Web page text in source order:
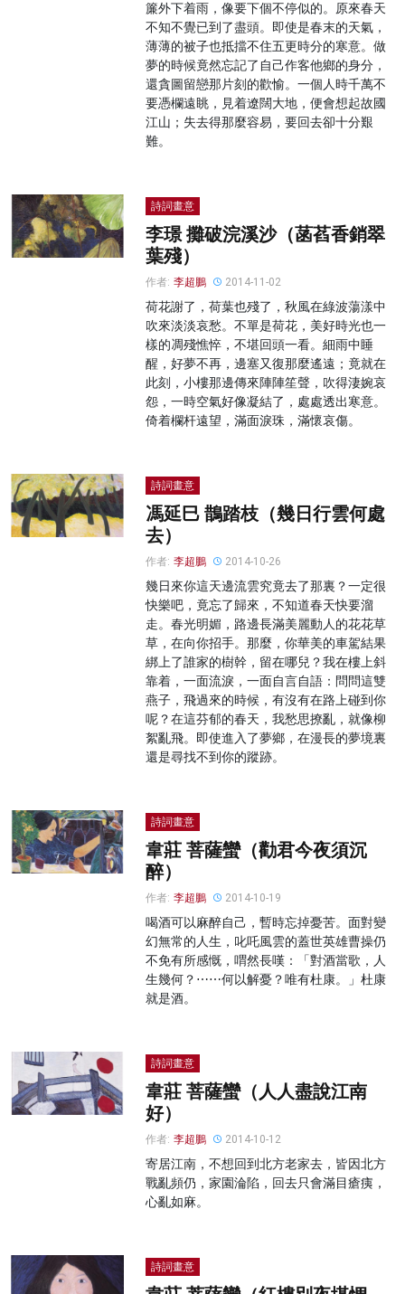
簾外下着雨，像要下個不停似的。原來春天
不知不覺已到了盡頭。即使是春末的天氣，
薄薄的被子也抵擋不住五更時分的寒意。做
夢的時候竟然忘記了自己作客他鄉的身分，
還貪圖留戀那片刻的歡愉。一個人時千萬不
要憑欄遠眺，見着遼闊大地，便會想起故國
江山；失去得那麼容易，要回去卻十分艱
難。
詩詞畫意
李璟 攤破浣溪沙（菡萏香銷翠
葉殘）
作者: 李超鵬 2014-11-02
荷花謝了，荷葉也殘了，秋風在綠波蕩漾中
吹來淡淡哀愁。不單是荷花，美好時光也一
樣的凋殘憔悴，不堪回頭一看。細雨中睡
醒，好夢不再，邊塞又復那麼遙遠；竟就在
此刻，小樓那邊傳來陣陣笙聲，吹得淒婉哀
怨，一時空氣好像凝結了，處處透出寒意。
倚着欄杆遠望，滿面淚珠，滿懷哀傷。
詩詞畫意
馮延巳 鵲踏枝（幾日行雲何處
去）
作者: 李超鵬 2014-10-26
幾日來你這天邊流雲究竟去了那裏？一定很
快樂吧，竟忘了歸來，不知道春天快要溜
走。春光明媚，路邊長滿美麗動人的花花草
草，在向你招手。那麼，你華美的車駕結果
綁上了誰家的樹幹，留在哪兒？我在樓上斜
靠着，一面流淚，一面自言自語：問問這雙
燕子，飛過來的時候，有沒有在路上碰到你
呢？在這芬郁的春天，我愁思撩亂，就像柳
絮亂飛。即使進入了夢鄉，在漫長的夢境裏
還是尋找不到你的蹤跡。
詩詞畫意
韋莊 菩薩蠻（勸君今夜須沉
醉）
作者: 李超鵬 2014-10-19
喝酒可以麻醉自己，暫時忘掉憂苦。面對變
幻無常的人生，叱吒風雲的蓋世英雄曹操仍
不免有所感慨，喟然長嘆：「對酒當歌，人
生幾何？⋯⋯何以解憂？唯有杜康。」杜康
就是酒。
詩詞畫意
韋莊 菩薩蠻（人人盡說江南
好）
作者: 李超鵬 2014-10-12
寄居江南，不想回到北方老家去，皆因北方
戰亂頻仍，家園淪陷，回去只會滿目瘡痍，
心亂如麻。
詩詞畫意